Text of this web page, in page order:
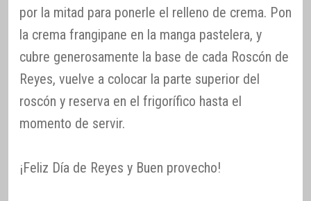
por la mitad para ponerle el relleno de crema. Pon
la crema frangipane en la manga pastelera, y
cubre generosamente la base de cada Roscón de
Reyes, vuelve a colocar la parte superior del
roscón y reserva en el frigorífico hasta el
momento de servir.
¡Feliz Día de Reyes y Buen provecho!